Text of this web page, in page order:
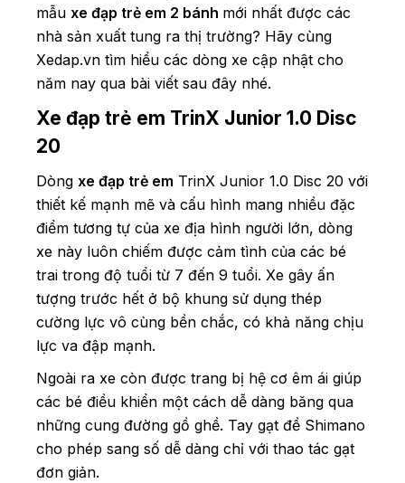
mẫu xe đạp trẻ em 2 bánh mới nhất được các
nhà sản xuất tung ra thị trường? Hãy cùng
Xedap.vn tìm hiểu các dòng xe cập nhật cho
năm nay qua bài viết sau đây nhé.
Xe đạp trẻ em TrinX Junior 1.0 Disc
20
Dòng xe đạp trẻ em TrinX Junior 1.0 Disc 20 với
thiết kế mạnh mẽ và cấu hình mang nhiều đặc
điểm tương tự của xe địa hình người lớn, dòng
xe này luôn chiếm được cảm tình của các bé
trai trong độ tuổi từ 7 đến 9 tuổi. Xe gây ấn
tượng trước hết ở bộ khung sử dụng thép
cường lực vô cùng bền chắc, có khả năng chịu
lực va đập mạnh.
Ngoài ra xe còn được trang bị hệ cơ êm ái giúp
các bé điều khiển một cách dễ dàng băng qua
những cung đường gồ ghề. Tay gạt đề Shimano
cho phép sang số dễ dàng chỉ với thao tác gạt
đơn giản.